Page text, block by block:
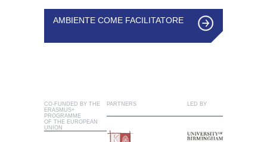
AMBIENTE COME FACILITATORE
CO-FUNDED BY THE
ERASMUS+
PROGRAMME
OF THE EUROPEAN
UNION
PARTNERS LED BY